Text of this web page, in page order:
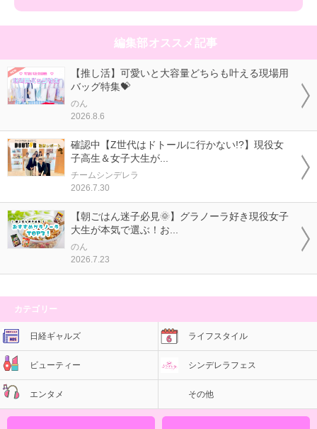
編集部オススメ記事
【推し活】可愛いと大容量どちらも叶える現場用
バッグ特集💝
のん
2026.8.6
確認中【Z世代はドトールに行かない!?】現役女
子高生＆女子大生が...
チームシンデレラ
2026.7.30
【朝ごはん迷子必見🌞】グラノーラ好き現役女子
大生が本気で選ぶ！お...
のん
2026.7.23
カテゴリー
日経ギャルズ ライフスタイル
ビューティー シンデレラフェス
エンタメ その他